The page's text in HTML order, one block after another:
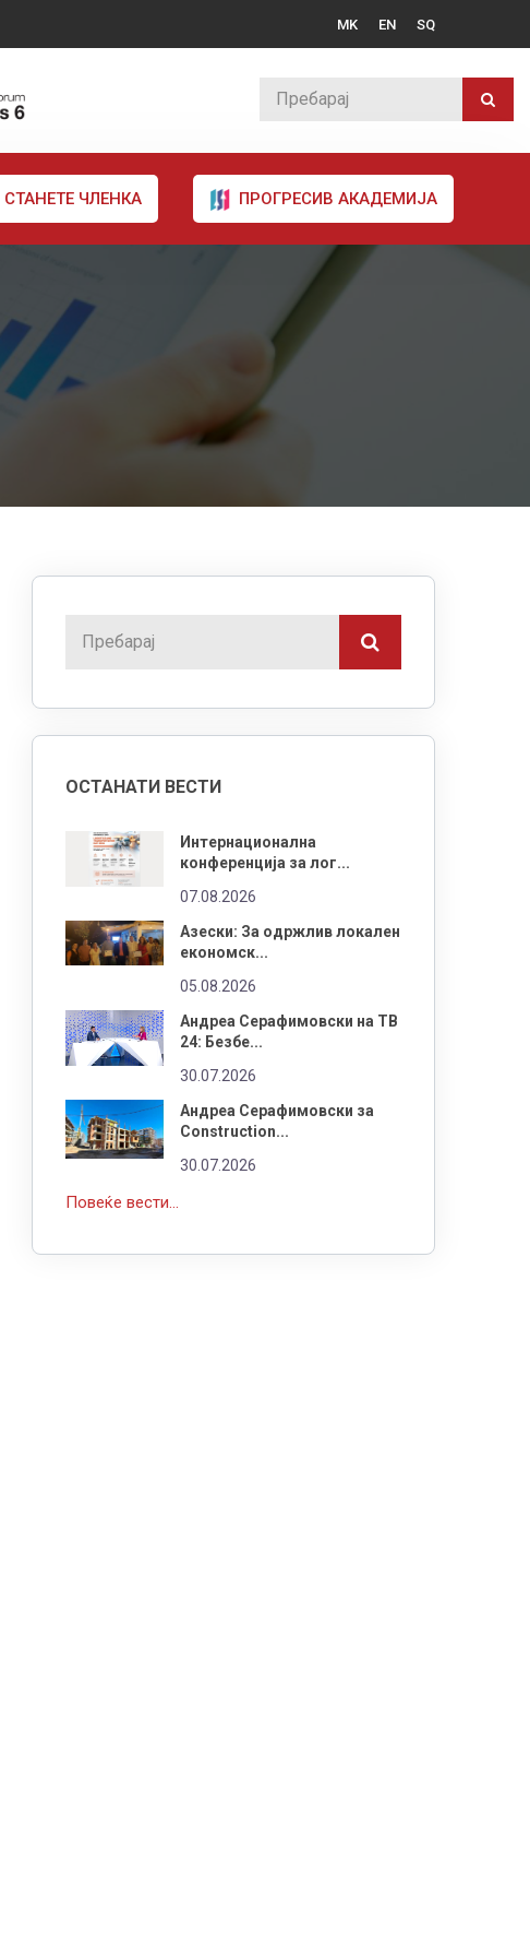
MK EN SQ
СТАНЕТЕ ЧЛЕНКА ПРОГРЕСИВ АКАДЕМИЈА
ОСТАНАТИ ВЕСТИ
Интернационална
конференција за лог...
07.08.2026
Азески: За одржлив локален
економск...
05.08.2026
Андреа Серафимовски на ТВ
24: Безбе...
30.07.2026
Андреа Серафимовски за
Construction...
30.07.2026
Повеќе вести...